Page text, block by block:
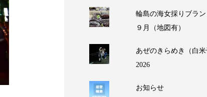
輪島の海女採りブラ
９月（地図有）
あぜのきらめき（白
2026
お知らせ